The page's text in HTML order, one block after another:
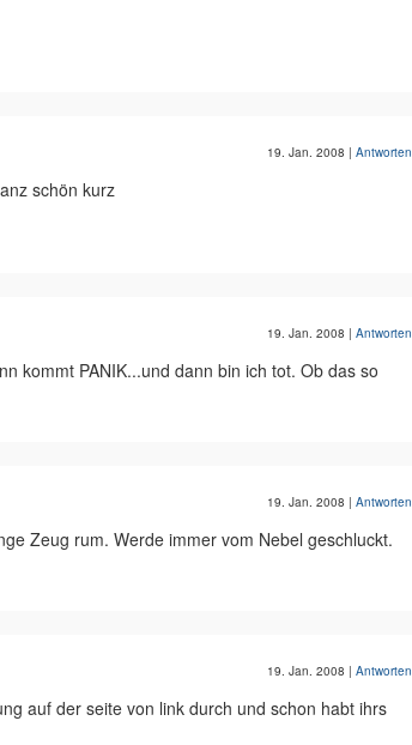
19. Jan. 2008 | Antworten
schön kurz
19. Jan. 2008 | Antworten
kommt PANIK...und dann bin ich tot. Ob das so
19. Jan. 2008 | Antworten
Zeug rum. Werde immer vom Nebel geschluckt.
19. Jan. 2008 | Antworten
auf der seite von link durch und schon habt ihrs